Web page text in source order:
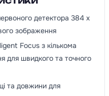
детектора 384 x
зображення
Focus з кількома
для швидкого та точного
та довжини для